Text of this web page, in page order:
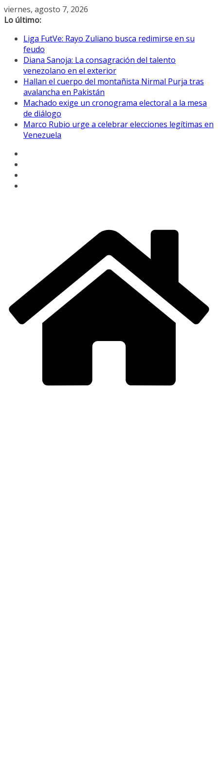
Saltar
al
viernes, agosto 7, 2026
Lo último:
Liga FutVe: Rayo Zuliano busca redimirse en su
feudo
Diana Sanoja: La consagración del talento
venezolano en el exterior
Hallan el cuerpo del montañista Nirmal Purja tras
avalancha en Pakistán
Machado exige un cronograma electoral a la mesa
de diálogo
Marco Rubio urge a celebrar elecciones legítimas en
Venezuela